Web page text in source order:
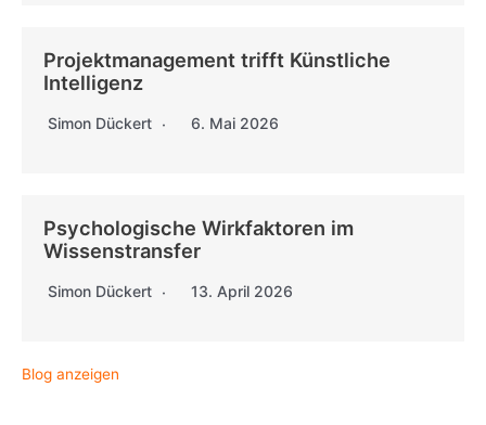
Projektmanagement trifft Künstliche
Intelligenz
Simon Dückert 6. Mai 2026
Psychologische Wirkfaktoren im
Wissenstransfer
Simon Dückert 13. April 2026
Blog anzeigen